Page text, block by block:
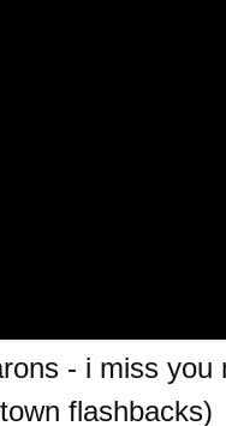
- i miss you
flashbacks)